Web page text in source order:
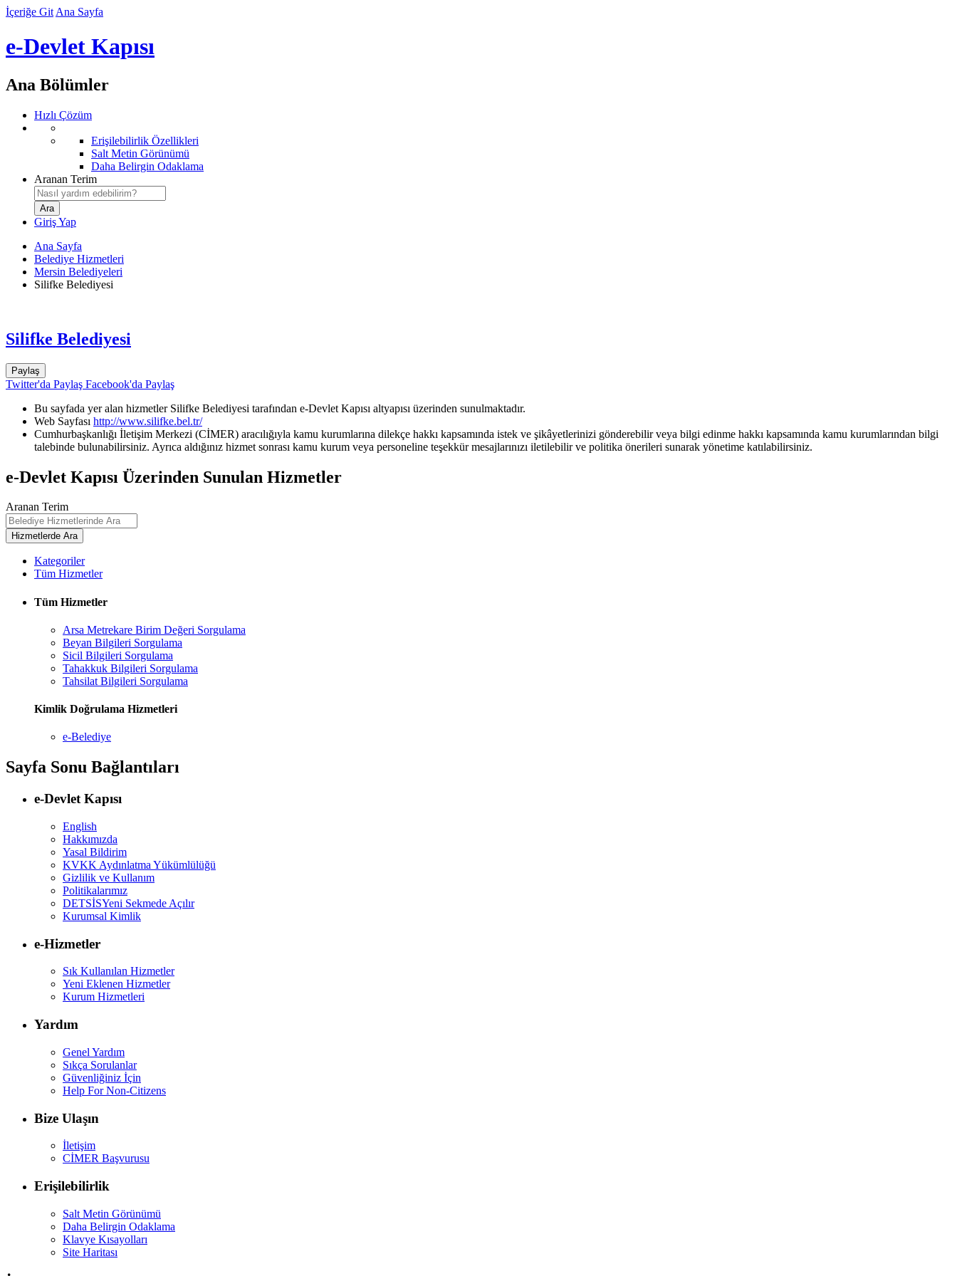
İçeriğe Git Ana Sayfa
e-Devlet Kapısı
Ana Bölümler
Hızlı Çözüm
Erişilebilirlik Özellikleri
Salt Metin Görünümü
Daha Belirgin Odaklama
Aranan Terim
Giriş Yap
Ana Sayfa
Belediye Hizmetleri
Mersin Belediyeleri
Silifke Belediyesi
Silifke Belediyesi
Paylaş
Twitter'da Paylaş Facebook'da Paylaş
Bu sayfada yer alan hizmetler Silifke Belediyesi tarafından e-Devlet Kapısı altyapısı üzerinden sunulmaktadır.
Web Sayfası http://www.silifke.bel.tr/
Cumhurbaşkanlığı İletişim Merkezi (CİMER) aracılığıyla kamu kurumlarına dilekçe hakkı kapsamında istek ve şikâyetlerinizi gönderebilir veya bilgi edinme hakkı kapsamında kamu kurumlarından bilgi
talebinde bulunabilirsiniz. Ayrıca aldığınız hizmet sonrası kamu kurum veya personeline teşekkür mesajlarınızı iletilebilir ve politika önerileri sunarak yönetime katılabilirsiniz.
e-Devlet Kapısı Üzerinden Sunulan Hizmetler
Aranan Terim
Kategoriler
Tüm Hizmetler
Tüm Hizmetler
Arsa Metrekare Birim Değeri Sorgulama
Beyan Bilgileri Sorgulama
Sicil Bilgileri Sorgulama
Tahakkuk Bilgileri Sorgulama
Tahsilat Bilgileri Sorgulama
Kimlik Doğrulama Hizmetleri
e-Belediye
Sayfa Sonu Bağlantıları
e-Devlet Kapısı
English
Hakkımızda
Yasal Bildirim
KVKK Aydınlatma Yükümlülüğü
Gizlilik ve Kullanım
Politikalarımız
DETSİSYeni Sekmede Açılır
Kurumsal Kimlik
e-Hizmetler
Sık Kullanılan Hizmetler
Yeni Eklenen Hizmetler
Kurum Hizmetleri
Yardım
Genel Yardım
Sıkça Sorulanlar
Güvenliğiniz İçin
Help For Non-Citizens
Bize Ulaşın
İletişim
CİMER Başvurusu
Erişilebilirlik
Salt Metin Görünümü
Daha Belirgin Odaklama
Klavye Kısayolları
Site Haritası